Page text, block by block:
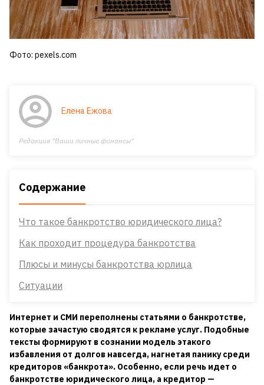
Фото: pexels.com
Елена Ежова
Редакция "Ваши личные финансы"
Содержание
Что такое банкротство юридического лица?
Как проходит процедура банкротства
Плюсы и минусы банкротства юрлица
Ситуации
Интернет и СМИ переполнены статьями о банкротстве,
которые зачастую сводятся к рекламе услуг. Подобные
тексты формируют в сознании модель этакого
избавления от долгов навсегда, нагнетая панику среди
кредиторов «банкрота». Особенно, если речь идет о
банкротстве юридического лица, а кредитор —